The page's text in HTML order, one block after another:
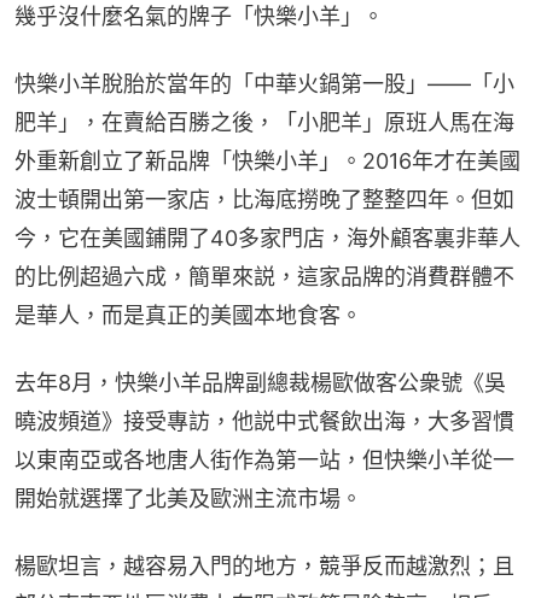
幾乎沒什麼名氣的牌子「快樂小羊」。
快樂小羊脫胎於當年的「中華火鍋第一股」——「小
肥羊」，在賣給百勝之後，「小肥羊」原班人馬在海
外重新創立了新品牌「快樂小羊」。2016年才在美國
波士頓開出第一家店，比海底撈晚了整整四年。但如
今，它在美國鋪開了40多家門店，海外顧客裏非華人
的比例超過六成，簡單來説，這家品牌的消費群體不
是華人，而是真正的美國本地食客。
去年8月，快樂小羊品牌副總裁楊歐做客公衆號《吳
曉波頻道》接受專訪，他説中式餐飲出海，大多習慣
以東南亞或各地唐人街作為第一站，但快樂小羊從一
開始就選擇了北美及歐洲主流市場。
楊歐坦言，越容易入門的地方，競爭反而越激烈；且